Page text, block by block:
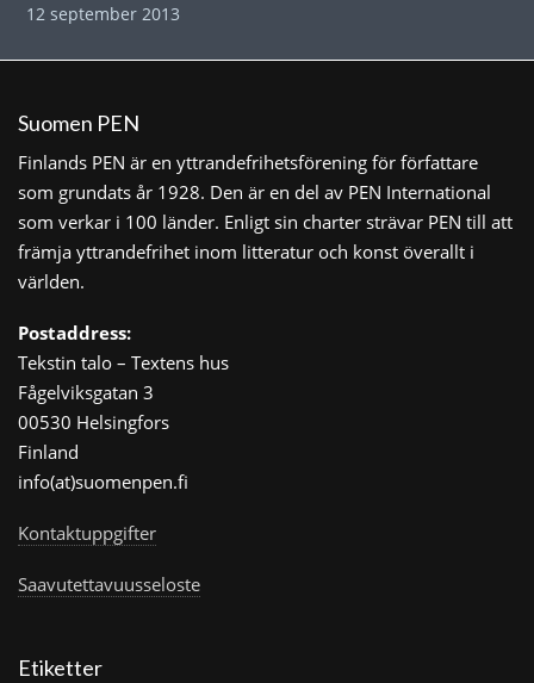
12 september 2013
Suomen PEN
Finlands PEN är en yttrandefrihetsförening för författare
som grundats år 1928. Den är en del av PEN International
som verkar i 100 länder. Enligt sin charter strävar PEN till att
främja yttrandefrihet inom litteratur och konst överallt i
världen.
Postaddress:
Tekstin talo – Textens hus
Fågelviksgatan 3
00530 Helsingfors
Finland
info(at)suomenpen.fi
Kontaktuppgifter
Saavutettavuusseloste
Etiketter